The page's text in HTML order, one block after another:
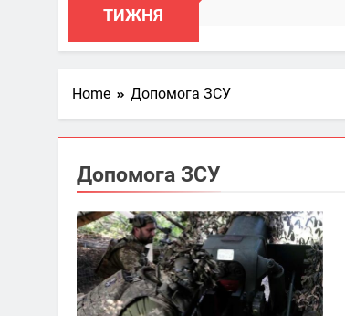
ТИЖНЯ
Home Допомога ЗСУ
Допомога ЗСУ